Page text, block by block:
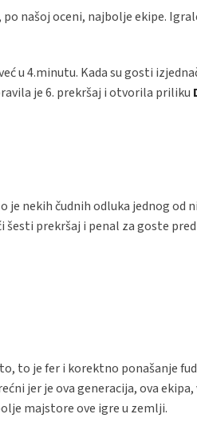
našoj oceni, najbolje ekipe.
u 4.minutu. Kada su gosti
je 6. prekršaj i otvorila priliku
je nekih čudnih odluka jednog
prekršaj i penal za goste
to je fer i korektno ponašanje
jer je ova generacija, ova
majstore ove igre u zemlji.